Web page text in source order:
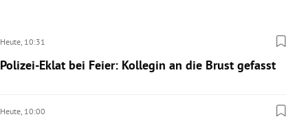
Heute, 10:31
Polizei-Eklat bei Feier: Kollegin an die Brust gefasst
Heute, 10:00